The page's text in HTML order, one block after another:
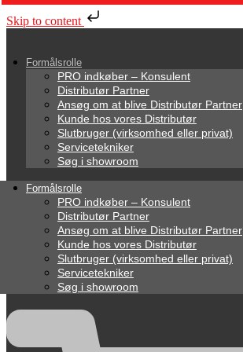
Skip to content
Formålsrolle
PRO indkøber – Konsulent
Distributør Partner
Ansøg om at blive Distributør Partner
Kunde hos vores Distributør
Slutbruger (virksomhed eller privat)
Servicetekniker
Søg i showroom
Formålsrolle
PRO indkøber – Konsulent
Distributør Partner
Ansøg om at blive Distributør Partner
Kunde hos vores Distributør
Slutbruger (virksomhed eller privat)
Servicetekniker
Søg i showroom